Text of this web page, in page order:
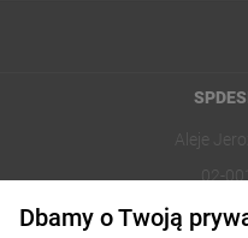
Aleje
02-
Dbamy o Twoją